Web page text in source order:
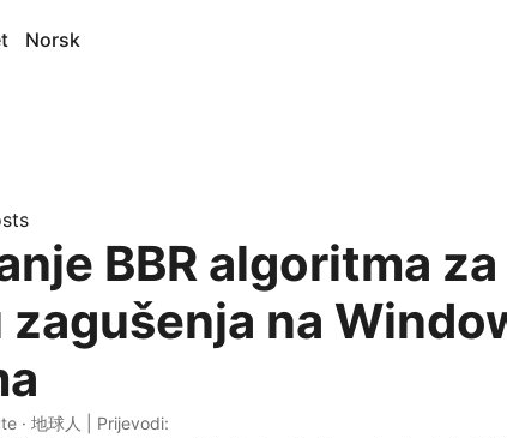
Norsk
BBR algoritma za
na
· 地球人 | Prijevodi: